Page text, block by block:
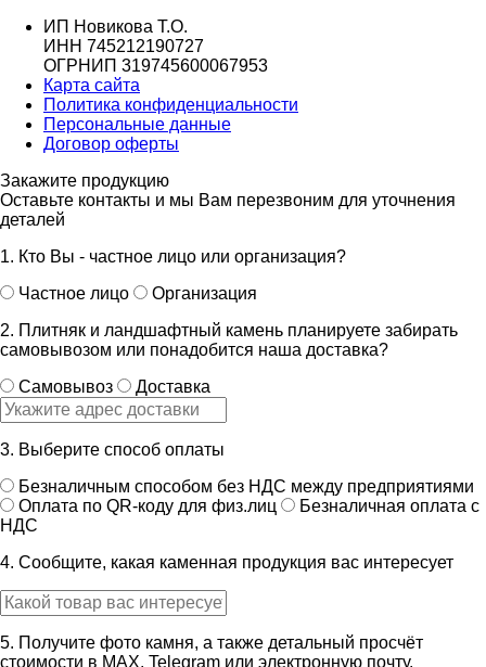
ИП Новикова Т.О.
ИНН 745212190727
ОГРНИП 319745600067953
Карта сайта
Политика конфиденциальности
Персональные данные
Договор оферты
Закажите продукцию
Оставьте контакты и мы Вам перезвоним для уточнения
деталей
1. Кто Вы - частное лицо или организация?
Частное лицо
Организация
2. Плитняк и ландшафтный камень планируете забирать
самовывозом или понадобится наша доставка?
Самовывоз
Доставка
3. Выберите способ оплаты
Безналичным способом без НДС между предприятиями
Оплата по QR-коду для физ.лиц
Безналичная оплата с
НДС
4. Сообщите, какая каменная продукция вас интересует
5. Получите фото камня, а также детальный просчёт
стоимости в MAX, Telegram или электронную почту.